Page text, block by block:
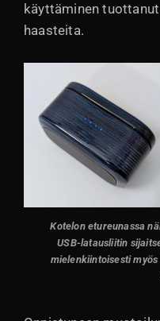
käyttäminen
haasteita.
Kotelon etureunassa
USB-latausliitin
mielenkiintoisesti